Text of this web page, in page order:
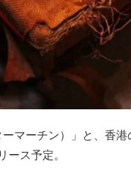
マーチン）」と、香
ース予定。